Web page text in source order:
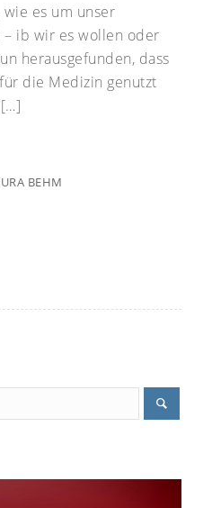
es um unser
ib wir es wollen oder
herausgefunden, dass
die Medizin genutzt
BEHM